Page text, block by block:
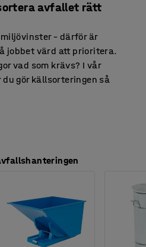
avfallet rätt
– därför är
jobbet värd att prioritera.
vad som krävs? I vår
gör källsorteringen så